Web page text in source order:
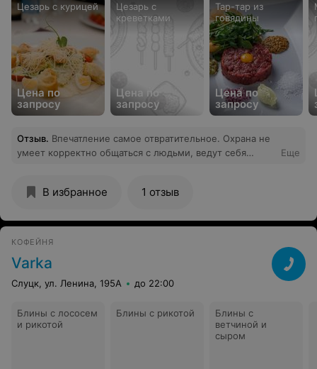
Цезарь с курицей
Цена по
запросу
Цезарь с
креветками
Цена по
запросу
Тар-тар из
говядины
Цена по
запросу
Отзыв. Впечатление самое отвратительное. Охрана не
умеет корректно общаться с людьми, ведут себя
уважения к отдыхающим
Еще
В избранное 1 отзыв
КОФЕЙНЯ
Varka
Слуцк, ул. Ленина, 195А до 22:00
Блины с лососем
и рикотой
Блины с рикотой
Блины с
ветчиной и
сыром